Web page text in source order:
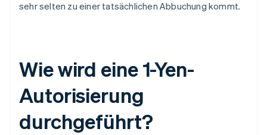
sehr selten zu einer tatsächlichen Abbuchung kommt.
Wie wird eine 1-Yen-
Autorisierung
durchgeführt?